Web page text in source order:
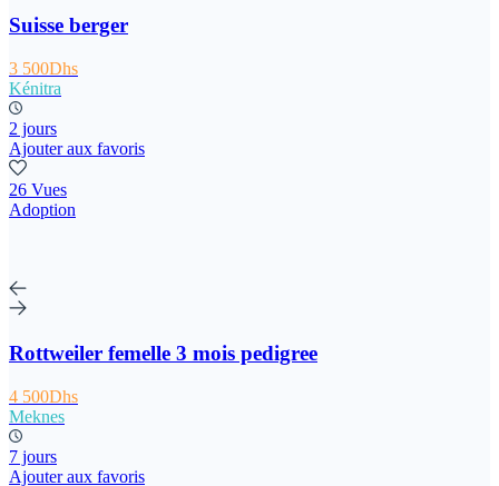
Suisse berger
3 500Dhs
Kénitra
2 jours
Ajouter aux favoris
26 Vues
Adoption
Rottweiler femelle 3 mois pedigree
4 500Dhs
Meknes
7 jours
Ajouter aux favoris